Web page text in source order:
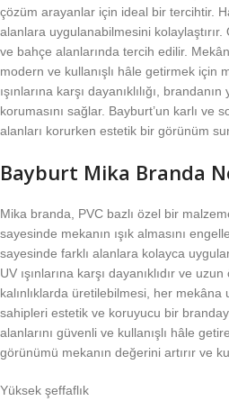
çözüm arayanlar için ideal bir tercihtir.
alanlara uygulanabilmesini
ve bahçe alanlarında tercih edilir.
modern ve kullanışlı hâle getirmek için
ışınlarına karşı dayanıklılığı,
korumasını sağlar. Bayburt’un karlı ve
alanları korurken estetik bir görünüm
Bayburt Mika Branda
Mika branda, PVC bazlı özel bir
sayesinde mekanın ışık almasını
sayesinde farklı alanlara kolayca
UV ışınlarına karşı dayanıklıdır ve
kalınlıklarda üretilebilmesi, her
sahipleri estetik ve koruyucu bir
alanlarını güvenli ve kullanışlı hâle
görünümü mekanın değerini artırır ve
Yüksek şeffaflık